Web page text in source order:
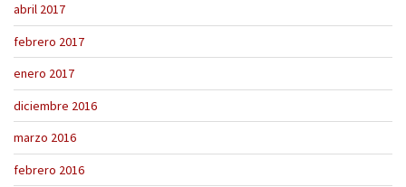
abril 2017
febrero 2017
enero 2017
diciembre 2016
marzo 2016
febrero 2016